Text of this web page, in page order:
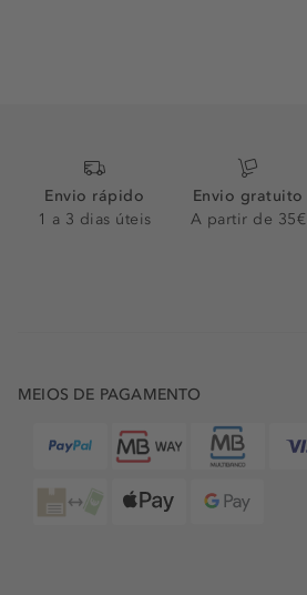
Envio rápido
1 a 3 dias úteis
Envio gratuito
A partir de 35€
MEIOS DE PAGAMENTO